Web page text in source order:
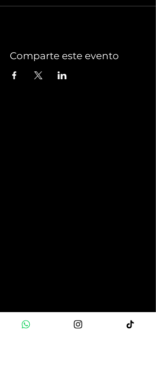
Comparte este evento